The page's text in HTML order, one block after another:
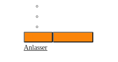
Anlasser